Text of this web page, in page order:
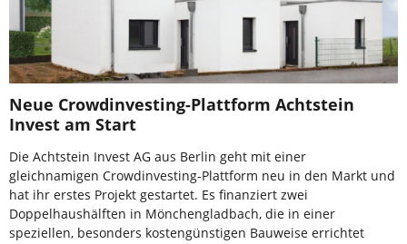
Neue Crowdinvesting-Plattform Achtstein
Invest am Start
Die Achtstein Invest AG aus Berlin geht mit einer
gleichnamigen Crowdinvesting-Plattform neu in den Markt und
hat ihr erstes Projekt gestartet. Es finanziert zwei
Doppelhaushälften in Mönchengladbach, die in einer
speziellen, besonders kostengünstigen Bauweise errichtet